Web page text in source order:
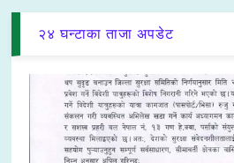
२४ घन्टाका ताजा अपडेट